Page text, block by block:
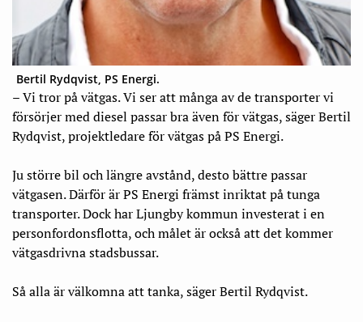
Bertil Rydqvist, PS Energi.
– Vi tror på vätgas. Vi ser att många av de transporter vi
försörjer med diesel passar bra även för vätgas, säger Bertil
Rydqvist, projektledare för vätgas på PS Energi.
Ju större bil och längre avstånd, desto bättre passar
vätgasen. Därför är PS Energi främst inriktat på tunga
transporter. Dock har Ljungby kommun investerat i en
personfordonsflotta, och målet är också att det kommer
vätgasdrivna stadsbussar.
Så alla är välkomna att tanka, säger Bertil Rydqvist.